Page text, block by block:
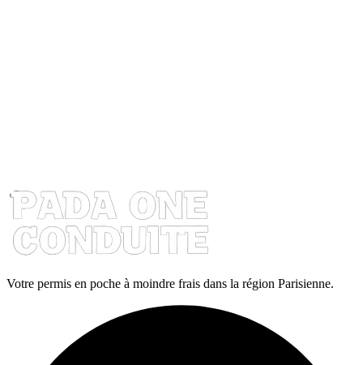
Votre permis en poche à moindre frais dans la région Parisienne.